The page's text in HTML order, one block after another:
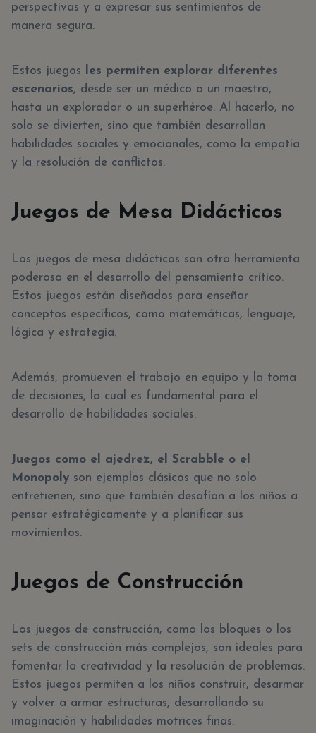
perspectivas y a expresar sus sentimientos de
manera segura.
Estos juegos
les permiten explorar diferentes
escenarios, desde ser un médico o un maestro,
hasta un explorador o un superhéroe. Al hacerlo, no
solo se divierten, sino que también desarrollan
habilidades sociales y emocionales, como la empatía
y la resolución de conflictos.
Juegos de Mesa Didácticos
Los juegos de mesa didácticos son otra herramienta
poderosa en el desarrollo del pensamiento crítico.
Estos juegos están diseñados para enseñar
conceptos específicos, como matemáticas, lenguaje,
lógica y estrategia.
Además, promueven el trabajo en equipo y la toma
de decisiones, lo cual es fundamental para el
desarrollo de habilidades sociales.
Juegos como el ajedrez, el Scrabble o el
Monopoly son ejemplos clásicos que no solo
entretienen, sino que también desafían a los niños a
pensar estratégicamente y a planificar sus
movimientos.
Juegos de Construcción
Los juegos de construcción, como los bloques o los
sets de construcción más complejos, son ideales para
fomentar la creatividad y la resolución de problemas.
Estos juegos permiten a los niños construir, desarmar
y volver a armar estructuras, desarrollando su
imaginación y habilidades motrices finas.